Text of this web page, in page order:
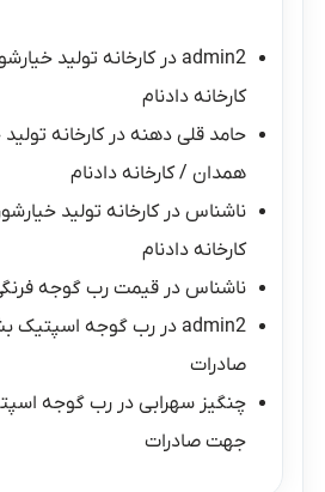
admin2 درکارخانه تولید
کارخانه دادنام
حامد قلی دهنه درکارخانه
همدان / کارخانه دادنام
ناشناس درکارخانه تولید
کارخانه دادنام
ناشناس درقیمت رب گوجه فرنگی ۱۰
admin2 دررب گوجه اسپتیک
صادرات
چنگیز سهرابی دررب گوجه
جهت صادرات